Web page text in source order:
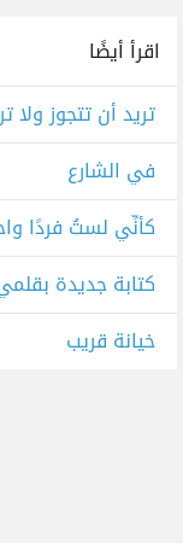
اقرأ أيضًا
في الشارع
كأنِّي لستُ فردًا
خيانة قريب